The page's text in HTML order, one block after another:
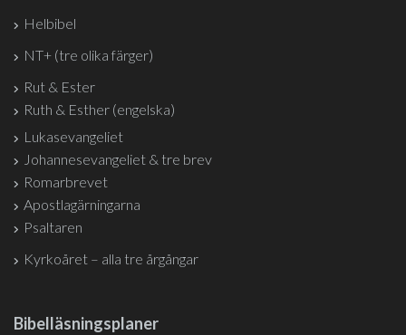
Helbibel
NT+ (tre olika färger)
Rut & Ester
Ruth & Esther (engelska)
Lukasevangeliet
Johannesevangeliet & tre brev
Romarbrevet
Apostlagärningarna
Psaltaren
Kyrkoåret – alla tre årgångar
Bibelläsningsplaner